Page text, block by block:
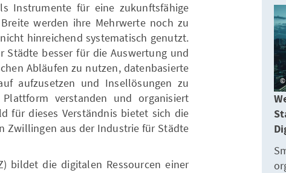
Instrumente für eine zukunftsfähige
werden ihre Mehrwerte noch zu
hinreichend systematisch genutzt.
Städte besser für die Auswertung und
Abläufen zu nutzen, datenbasierte
aufzusetzen und Insellösungen zu
verstanden und organisiert
für dieses Verständnis bietet sich die
Zwillingen aus der Industrie für Städte
bildet die digitalen Ressourcen einer